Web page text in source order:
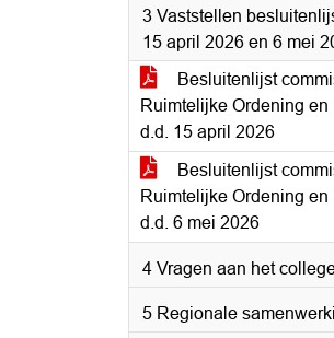
3 Vaststellen
15 april 2026 en 6 mei
Besluitenlijst
Ruimtelijke Ordening en
d.d. 15 april 2026
Besluitenlijst
Ruimtelijke Ordening en
d.d. 6 mei 2026
4 Vragen aan het
5 Regionale